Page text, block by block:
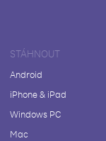
STÁHNOUT
Android
iPhone & iPad
Windows PC
Mac